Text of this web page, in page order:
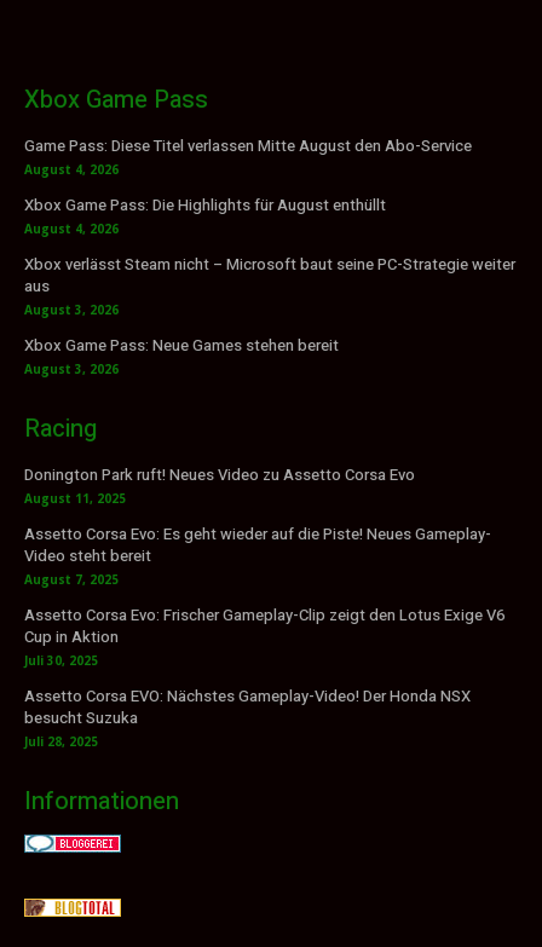
Xbox Game Pass
Game Pass: Diese Titel verlassen Mitte August den Abo-Service
August 4, 2026
Xbox Game Pass: Die Highlights für August enthüllt
August 4, 2026
Xbox verlässt Steam nicht – Microsoft baut seine PC-Strategie weiter
aus
August 3, 2026
Xbox Game Pass: Neue Games stehen bereit
August 3, 2026
Racing
Donington Park ruft! Neues Video zu Assetto Corsa Evo
August 11, 2025
Assetto Corsa Evo: Es geht wieder auf die Piste! Neues Gameplay-
Video steht bereit
August 7, 2025
Assetto Corsa Evo: Frischer Gameplay-Clip zeigt den Lotus Exige V6
Cup in Aktion
Juli 30, 2025
Assetto Corsa EVO: Nächstes Gameplay-Video! Der Honda NSX
besucht Suzuka
Juli 28, 2025
Informationen